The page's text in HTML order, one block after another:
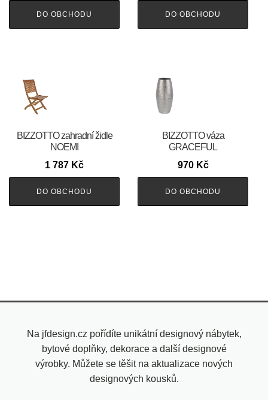
DO OBCHODU DO OBCHODU
BIZZOTTO zahradní židle
NOEMI
1 787 Kč
DO OBCHODU
BIZZOTTO váza
GRACEFUL
970 Kč
DO OBCHODU
Na jfdesign.cz pořídíte unikátní designový nábytek,
bytové doplňky, dekorace a další designové
výrobky. Můžete se těšit na aktualizace nových
designových kousků.